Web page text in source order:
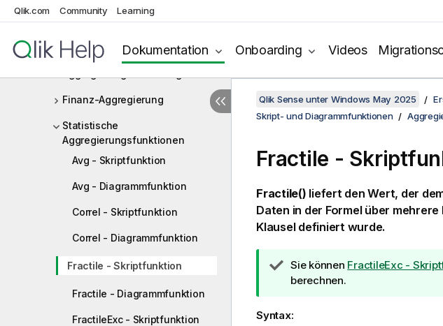
Qlik.com Community Learning
Dokumentation Onboarding Videos
Aggregierungsfunktionen
Aggregierungsfunktionen
Finanz-Aggregierung
Statistische
Aggregierungsfunktionen
Avg - Skriptfunktion
Avg - Diagrammfunktion
Correl - Skriptfunktion
Correl - Diagrammfunktion
Fractile - Skriptfunktion
Fractile - Diagrammfunktion
FractileExc - Skriptfunktion
Qlik Sense unter Windows May 2025
Skript- und Diagrammfunktionen
Fractile -
Fractile() liefert den Wert, der
Daten in der Formel über
Klausel definiert wurde.
T
i
p
Sie können FractileExc -
berechnen.
Syntax: